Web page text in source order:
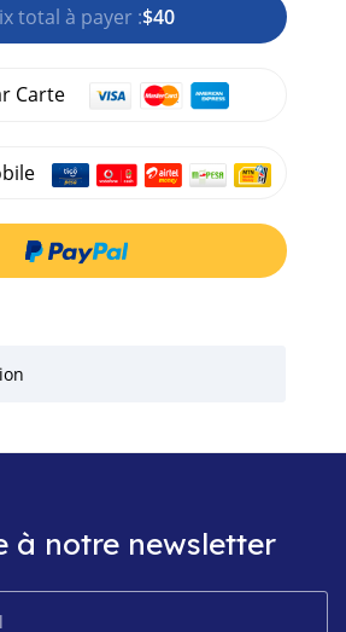
total à payer :$40
Carte
à notre newsletter